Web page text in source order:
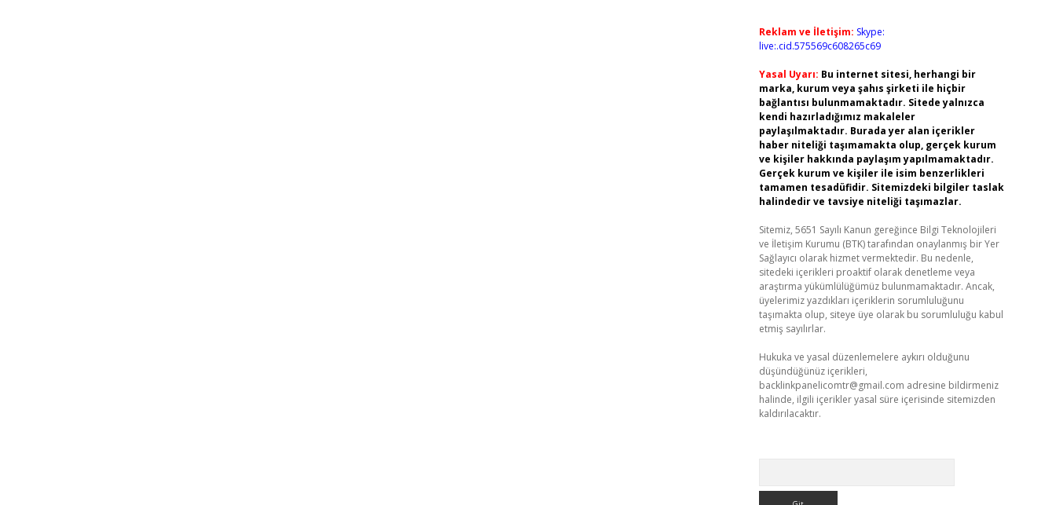
Reklam ve İletişim: Skype:
live:.cid.575569c608265c69
Yasal Uyarı: Bu internet sitesi, herhangi bir
marka, kurum veya şahıs şirketi ile hiçbir
bağlantısı bulunmamaktadır. Sitede yalnızca
kendi hazırladığımız makaleler
paylaşılmaktadır. Burada yer alan içerikler
haber niteliği taşımamakta olup, gerçek kurum
ve kişiler hakkında paylaşım yapılmamaktadır.
Gerçek kurum ve kişiler ile isim benzerlikleri
tamamen tesadüfidir. Sitemizdeki bilgiler taslak
halindedir ve tavsiye niteliği taşımazlar.
Sitemiz, 5651 Sayılı Kanun gereğince Bilgi Teknolojileri
ve İletişim Kurumu (BTK) tarafından onaylanmış bir Yer
Sağlayıcı olarak hizmet vermektedir. Bu nedenle,
sitedeki içerikleri proaktif olarak denetleme veya
araştırma yükümlülüğümüz bulunmamaktadır. Ancak,
üyelerimiz yazdıkları içeriklerin sorumluluğunu
taşımakta olup, siteye üye olarak bu sorumluluğu kabul
etmiş sayılırlar.
Hukuka ve yasal düzenlemelere aykırı olduğunu
düşündüğünüz içerikleri,
backlinkpanelicomtr@gmail.com adresine bildirmeniz
halinde, ilgili içerikler yasal süre içerisinde sitemizden
kaldırılacaktır.